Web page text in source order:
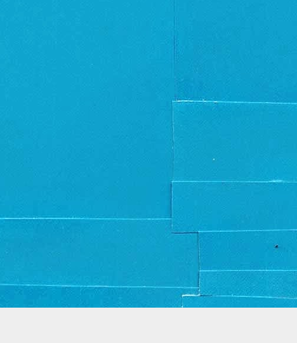
Thema Dynamische weergaven. Mogelijk gemaakt doorBlogger.Misbruik rapporteren.